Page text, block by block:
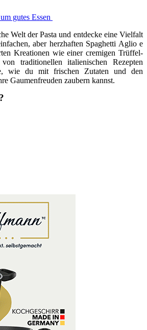
Welt der Pasta und entdecke eine Vielfalt
aber herzhaften Spaghetti Aglio e
Kreationen wie einer cremigen Trüffel-
traditionellen italienischen Rezepten
wie du mit frischen Zutaten und den
Gaumenfreuden zaubern kannst.